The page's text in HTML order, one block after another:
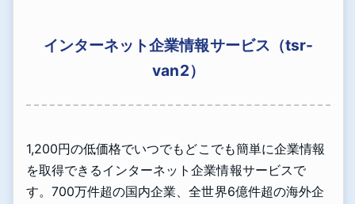
インターネット企業情報サービス（tsr-
van2）
1,200円の低価格でいつでもどこでも簡単に企業情報
を取得できるインターネット企業情報サービスで
す。700万件超の国内企業、全世界6億件超の海外企